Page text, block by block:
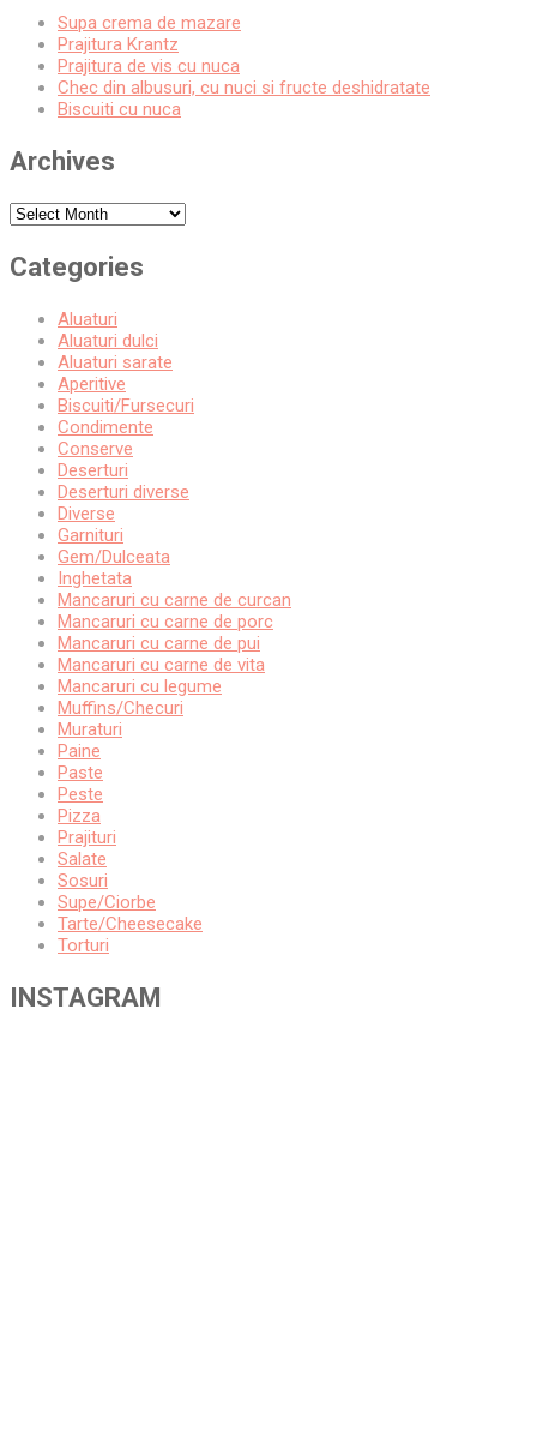
Supa crema de mazare
Prajitura Krantz
Prajitura de vis cu nuca
Chec din albusuri, cu nuci si fructe deshidratate
Biscuiti cu nuca
Archives
Archives
Categories
Aluaturi
Aluaturi dulci
Aluaturi sarate
Aperitive
Biscuiti/Fursecuri
Condimente
Conserve
Deserturi
Deserturi diverse
Diverse
Garnituri
Gem/Dulceata
Inghetata
Mancaruri cu carne de curcan
Mancaruri cu carne de porc
Mancaruri cu carne de pui
Mancaruri cu carne de vita
Mancaruri cu legume
Muffins/Checuri
Muraturi
Paine
Paste
Peste
Pizza
Prajituri
Salate
Sosuri
Supe/Ciorbe
Tarte/Cheesecake
Torturi
INSTAGRAM